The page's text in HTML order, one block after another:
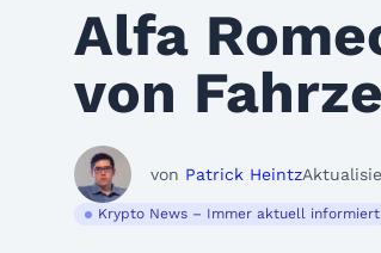
Alfa
von
von Patrick Heintz
Krypto News – Immer aktuell informiert